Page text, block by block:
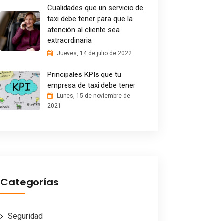
Cualidades que un servicio de
taxi debe tener para que la
atención al cliente sea
extraordinaria
Jueves, 14 de julio de 2022
Principales KPIs que tu
empresa de taxi debe tener
Lunes, 15 de noviembre de
2021
Categorías
Seguridad